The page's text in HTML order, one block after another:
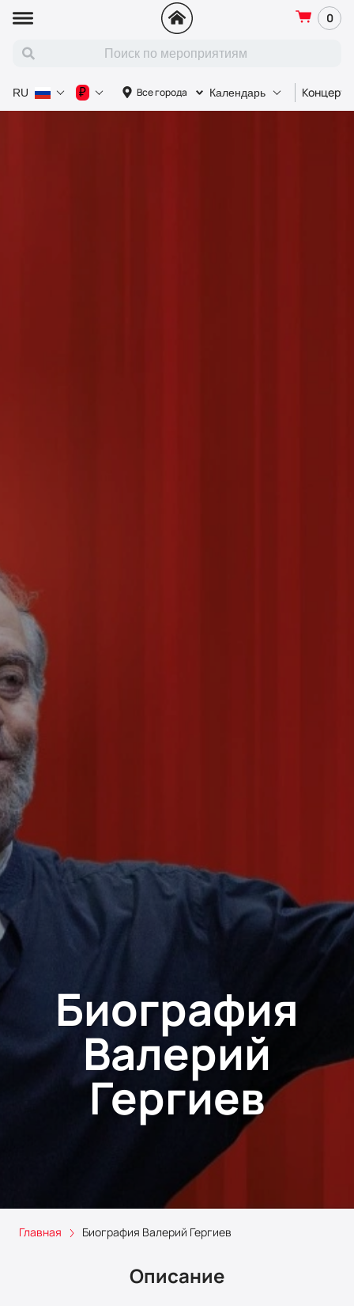
0
Все города Календарь Концерт
RU ₽
Биография
Валерий
Гергиев
Главная Биография Валерий Гергиев
Описание